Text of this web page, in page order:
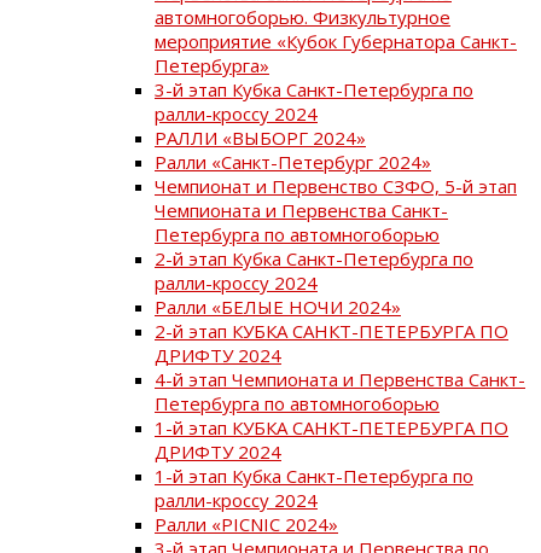
автомногоборью. Физкультурное
мероприятие «Кубок Губернатора Санкт-
Петербурга»
3-й этап Кубка Санкт-Петербурга по
ралли-кроссу 2024
РАЛЛИ «ВЫБОРГ 2024»
Ралли «Санкт-Петербург 2024»
Чемпионат и Первенство СЗФО, 5-й этап
Чемпионата и Первенства Санкт-
Петербурга по автомногоборью
2-й этап Кубка Санкт-Петербурга по
ралли-кроссу 2024
Ралли «БЕЛЫЕ НОЧИ 2024»
2-й этап КУБКА САНКТ-ПЕТЕРБУРГА ПО
ДРИФТУ 2024
4-й этап Чемпионата и Первенства Санкт-
Петербурга по автомногоборью
1-й этап КУБКА САНКТ-ПЕТЕРБУРГА ПО
ДРИФТУ 2024
1-й этап Кубка Санкт-Петербурга по
ралли-кроссу 2024
Ралли «PICNIC 2024»
3-й этап Чемпионата и Первенства по